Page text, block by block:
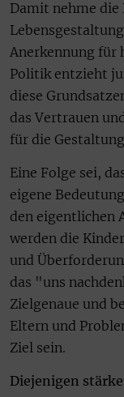
Damit nehme
Anerkennung für
Politik entzieht
diese
das Vertrauen
für die
Eine Folge sei,
eigene
den eigentlichen
werden die
und
das "uns
Zielgenaue und
Eltern und
Ziel sein.
Diejenigen